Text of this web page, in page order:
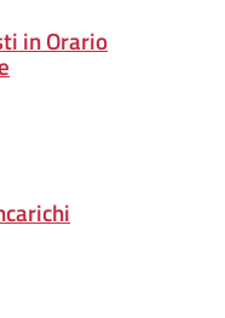
in Orario